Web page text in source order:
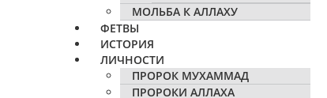
МОЛЬБА К АЛЛАХУ
ФЕТВЫ
ИСТОРИЯ
ЛИЧНОСТИ
ПРОРОК МУХАММАД
ПРОРОКИ АЛЛАХА